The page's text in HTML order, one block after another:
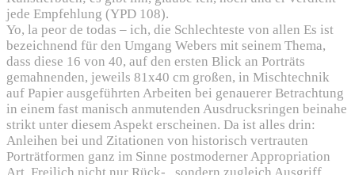
jede Empfehlung (YPD 108).
Yo, la peor de todas – ich, die Schlechteste von allen Es ist
bezeichnend für den Umgang Webers mit seinem Thema,
dass diese 16 von 40, auf den ersten Blick an Porträts
gemahnenden, jeweils 81x40 cm großen, in Mischtechnik
auf Papier ausgeführten Arbeiten bei genauerer Betrachtung
in einem fast manisch anmutenden Ausdrucksringen beinahe
strikt unter diesem Aspekt erscheinen. Da ist alles drin:
Anleihen bei und Zitationen von historisch vertrauten
Porträtformen ganz im Sinne postmoderner Appropriation